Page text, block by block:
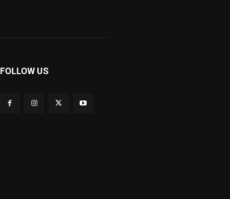
FOLLOW US